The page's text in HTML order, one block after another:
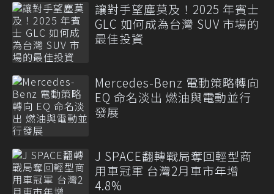
讓對手望塵莫及！2025 年賓士
GLC 如何成為台灣 SUV 市場的
最佳投資
Mercedes-Benz 電動策略轉向
EQ 命名淡出 燃油與電動並行
發展
J SPACE翻轉戰局奪回輕型商
用車冠軍 台灣2月車市年增
4.8%